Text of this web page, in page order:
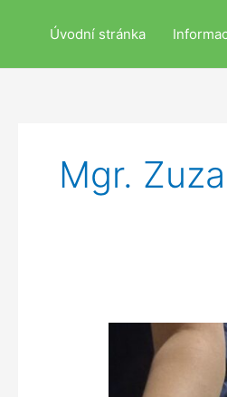
Úvodní stránka
Mgr.